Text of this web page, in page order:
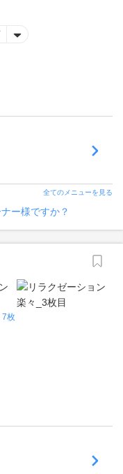
全てのメニューを見る
ー様ですか？
7枚